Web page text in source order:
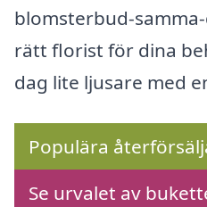
blomsterbud-
rätt florist för dina
dag lite ljusare med
Populära
Se urvalet av